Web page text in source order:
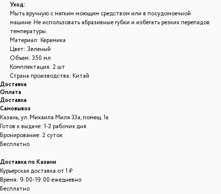
Уход:
Мыть вручную с мягким моющим средством или в посудомоечной
машине. Не использовать абразивные губки и избегать резких перепадов
температуры.
Материал: Керамика
Цвет: Зеленый
Объем: 350 мл
Комплектация: 2 шт
Страна производства: Китай
Доставка
Оплата
Доставка
Самовывоз
Казань, ул. Михаила Миля 33а, помещ. 1а
Готов к выдаче: 1-2 рабочих дня
Бронирование: 2 суток
Бесплатно
Доставка по Казани
Курьерская доставка от 1 ₽
Время: 9:00-19:00 ежедневно
Бесплатно